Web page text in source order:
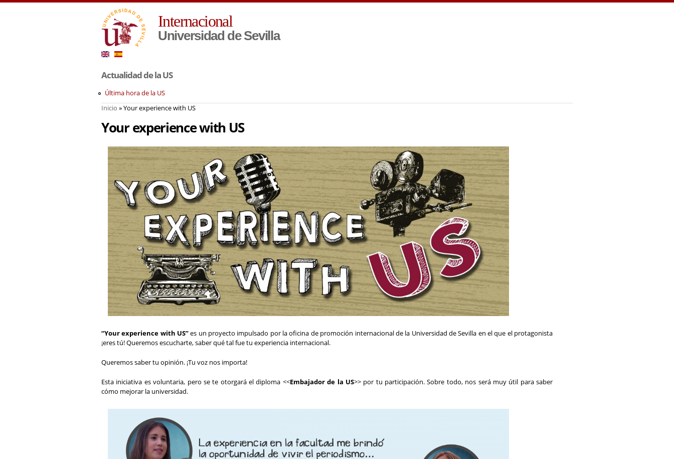
Internacional
Universidad de Sevilla
Actualidad de la US
Última hora de la US
Usted está aquí
Inicio » Your experience with US
Your experience with US
“Your experience with US”es un proyecto impulsado por la oficina de promoción internacional de la Universidad de Sevilla en el que el protagonista
¡eres tú! Queremos escucharte, saber qué tal fue tu experiencia internacional.
Queremos saber tu opinión. ¡Tu voz nos importa!
Esta iniciativa es voluntaria, pero se te otorgará el diploma <<Embajador de la US>> por tu participación. Sobre todo, nos será muy útil para saber
cómo mejorar la universidad.